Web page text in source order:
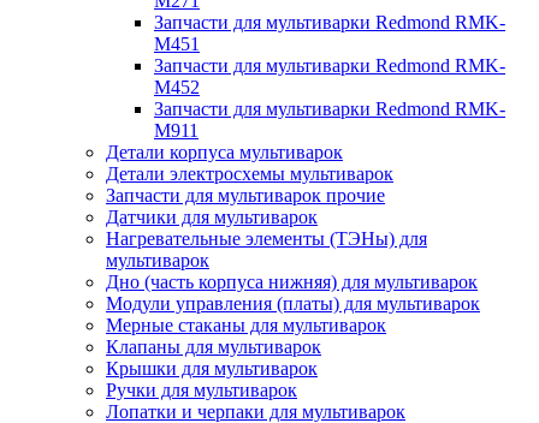
Запчасти для мультиварки Redmond RMK-
M451
Запчасти для мультиварки Redmond RMK-
M452
Запчасти для мультиварки Redmond RMK-
M911
Детали корпуса мультиварок
Детали электросхемы мультиварок
Запчасти для мультиварок прочие
Датчики для мультиварок
Нагревательные элементы (ТЭНы) для
мультиварок
Дно (часть корпуса нижняя) для мультиварок
Модули управления (платы) для мультиварок
Мерные стаканы для мультиварок
Клапаны для мультиварок
Крышки для мультиварок
Ручки для мультиварок
Лопатки и черпаки для мультиварок